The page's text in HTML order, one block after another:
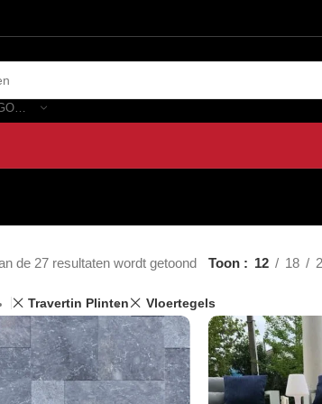
de 27 resultaten wordt getoond Toon 12 18
Travertin Plinten Vloertegels